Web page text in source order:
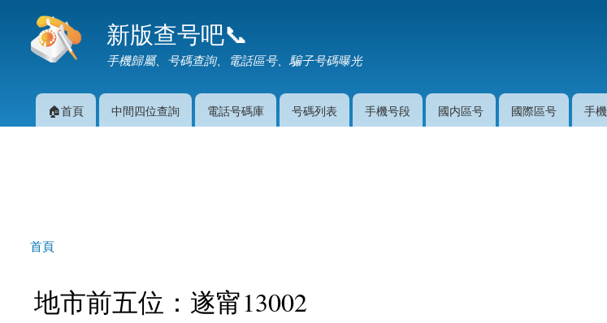
容
新版查号吧📞
手機歸屬、号碼查詢、電話區号、騙子号碼曝光
主選單🏠首頁 中間四位查詢 電話号碼庫 号碼列表 手機号段 國内區号 國際區号 手
您在這裡
首頁
地市前五位：遂甯13002